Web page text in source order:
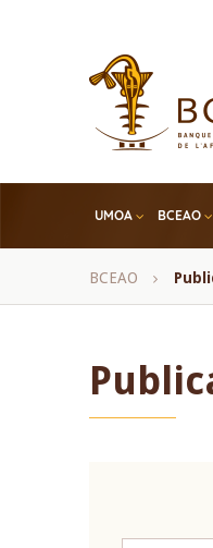
UMOA BCEAO
Fil
BCEAO